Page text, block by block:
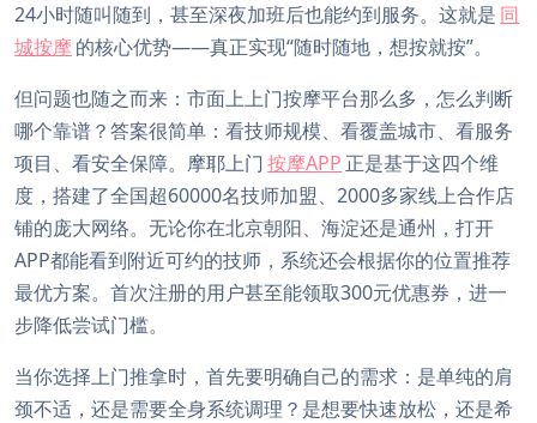
24小时随叫随到，甚至深夜加班后也能约到服务。这就是 同
城按摩 的核心优势——真正实现“随时随地，想按就按”。
但问题也随之而来：市面上上门按摩平台那么多，怎么判断
哪个靠谱？答案很简单：看技师规模、看覆盖城市、看服务
项目、看安全保障。摩耶上门 按摩APP 正是基于这四个维
度，搭建了全国超60000名技师加盟、2000多家线上合作店
铺的庞大网络。无论你在北京朝阳、海淀还是通州，打开
APP都能看到附近可约的技师，系统还会根据你的位置推荐
最优方案。首次注册的用户甚至能领取300元优惠券，进一
步降低尝试门槛。
当你选择上门推拿时，首先要明确自己的需求：是单纯的肩
颈不适，还是需要全身系统调理？是想要快速放松，还是希